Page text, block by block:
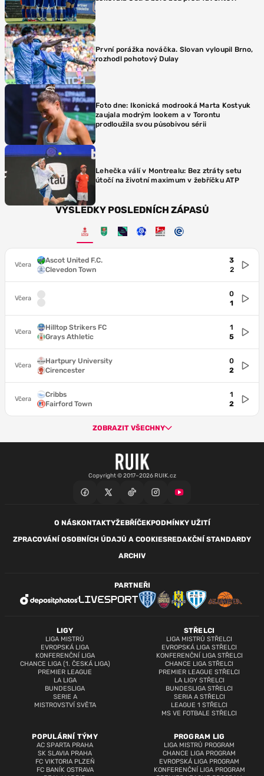
První porážka nováčka. Slovan vyloupil Brno,
rozhodl pohotový Dulay
Foto dne: Ikonická modrooká Marta Kostyuk
zaujala modrým lookem a v Torontu
prodloužila svou působivou sérii
Lehečka válí v Montrealu: Bez ztráty setu
útočí na životní maximum v žebříčku ATP
VÝSLEDKY POSLEDNÍCH ZÁPASŮ
Včera
Ascot United F.C.
Clevedon Town
3
2
Včera
0
1
Včera
Hilltop Strikers FC
Grays Athletic
1
5
Včera
Hartpury University
Cirencester
0
2
Včera
Cribbs
Fairford Town
1
2
ZOBRAZIT VŠECHNY
Copyright © 2017–2026 RUIK.cz
O NÁSKONTAKTYŽEBŘÍČEKPODMÍNKY UŽITÍ
ZPRACOVÁNÍ OSOBNÍCH ÚDAJŮ A COOKIESREDAKČNÍ STANDARDY
ARCHIV
LIGY
LIGA MISTRŮ
EVROPSKÁ LIGA
KONFERENČNÍ LIGA
CHANCE LIGA (1. ČESKÁ LIGA)
PREMIER LEAGUE
LA LIGA
BUNDESLIGA
SERIE A
MISTROVSTVÍ SVĚTA
STŘELCI
LIGA MISTRŮ STŘELCI
EVROPSKÁ LIGA STŘELCI
KONFERENČNÍ LIGA STŘELCI
CHANCE LIGA STŘELCI
PREMIER LEAGUE STŘELCI
LA LIGY STŘELCI
BUNDESLIGA STŘELCI
SERIA A STŘELCI
LEAGUE 1 STŘELCI
MS VE FOTBALE STŘELCI
POPULÁRNÍ TÝMY
AC SPARTA PRAHA
SK SLAVIA PRAHA
FC VIKTORIA PLZEŇ
FC BANÍK OSTRAVA
PROGRAM LIG
LIGA MISTRŮ PROGRAM
CHANCE LIGA PROGRAM
EVROPSKÁ LIGA PROGRAM
KONFERENČNÍ LIGA PROGRAM
PARTNEŘI